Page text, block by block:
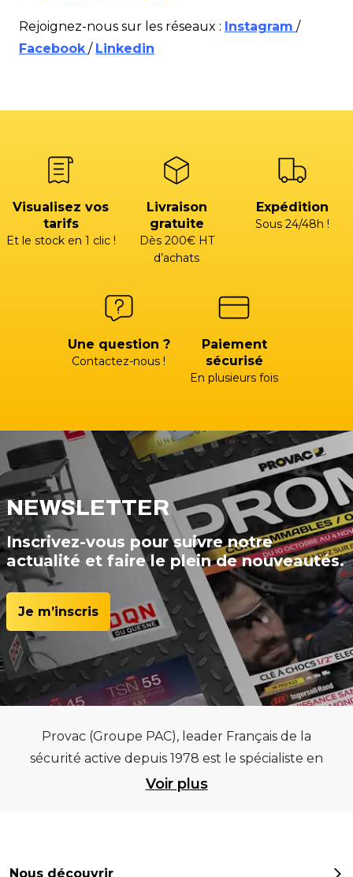
Rejoignez-nous sur les réseaux : Instagram /
Facebook / Linkedin
Visualisez vos
tarifs
Et le stock en 1 clic !
Livraison
gratuite
Dès 200€ HT
d’achats
Expédition
Sous 24/48h !
Une question ?
Contactez-nous !
Paiement
sécurisé
En plusieurs fois
NEWSLETTER
Inscrivez-vous pour suivre notre
actualité et faire le plein de nouveautés.
Je m’inscris
Provac (Groupe PAC), leader Français de la
sécurité active depuis 1978 est le spécialiste en
équipements pour garages et centres
meilleurs équipements sur des critères de
Voir plus
Nous découvrir